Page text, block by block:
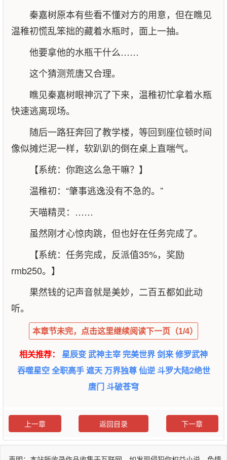
秦嘉树原本有些看不懂对方的用意，但在瞧见
温稚初慌乱笨拙的藏着水瓶时，面上一抽。
他要拿他的水瓶干什么……
这个猜测荒唐又合理。
瞧见秦嘉树眼神沉了下来，温稚初忙拿着水瓶
快速逃离现场。
随后一路狂奔回了教学楼，等回到座位顿时间
像似摊烂泥一样，软趴趴的倒在桌上直喘气。
【系统：你跑这么急干嘛？】
温稚初：“肇事逃逸没有不急的。”
天喵精灵：……
虽然刚才心惊肉跳，但也好在任务完成了。
【系统：任务完成，反派值35%，奖励
rmb250。】
果然钱的记声音就是美妙，二百五都如此动
听。
本章节未完，点击这里继续阅读下一页（1/4）
相关推荐： 星辰变武神主宰 完美世界剑来修罗武神
吞噬星空全职高手遮天 万界独尊仙逆 斗罗大陆2绝世
唐门 斗破苍穹
上一章 返回目录 下一章